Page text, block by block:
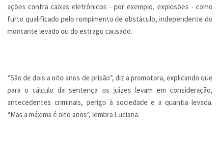
ações contra caixas eletrônicos - por exemplo, explosões - como
furto qualificado pelo rompimento de obstáculo, independente do
montante levado ou do estrago causado.
“São de dois a oito anos de prisão”, diz a promotora, explicando que
para o cálculo da sentença os juízes levam em consideração,
antecedentes criminais, perigo à sociedade e a quantia levada.
“Mas a máxima é oito anos”, lembra Luciana.